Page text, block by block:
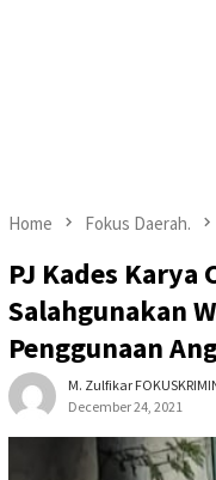
Home Fokus Daerah.
PJ Kades Karya
Salahgunakan
Penggunaan
M. Zulfikar
December 24, 2021